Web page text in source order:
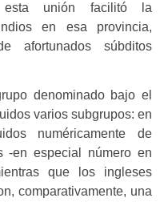
esta unión facilitó la
en esa provincia,
afortunados súbditos
denominado bajo el
varios subgrupos: en
numéricamente de
-en especial número en
que los ingleses
comparativamente, una